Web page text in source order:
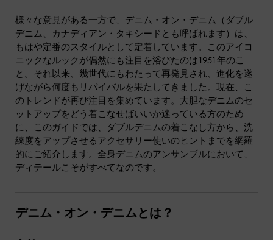
様々な意見がある一方で、デニム・オン・デニム（ダブル
デニム、カナディアン・タキシードとも呼ばれます）は、
もはや定番のスタイルとして定着しています。このアイコ
ニックなルックが偶然にも注目を浴びたのは1951年のこ
と。それ以来、幾世代にもわたって再発見され、進化を遂
げながら何度もリバイバルを果たしてきました。現在、こ
のトレンドが再び注目を集めています。大胆なデニムのセ
ットアップをどう着こなせばいいか迷っている方のため
に、このガイドでは、ダブルデニムの着こなし方から、洗
練度をアップさせるアクセサリー使いのヒントまでを網羅
的にご紹介します。全身デニムのアンサンブルにおいて、
ディテールこそがすべてなのです。
デニム・オン・デニムとは？